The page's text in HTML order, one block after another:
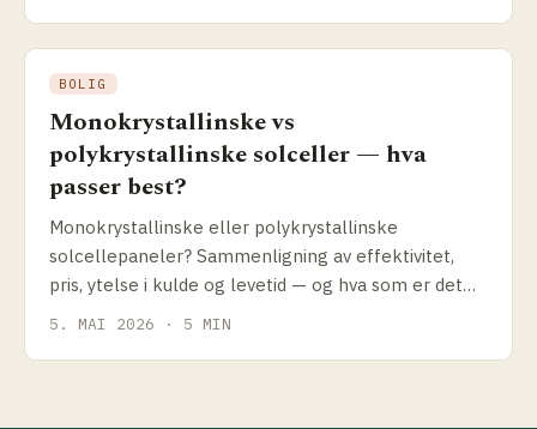
BOLIG
Monokrystallinske vs
polykrystallinske solceller — hva
passer best?
Monokrystallinske eller polykrystallinske
solcellepaneler? Sammenligning av effektivitet,
pris, ytelse i kulde og levetid — og hva som er det
riktige valget for norske forhold i 2026.
5. MAI 2026 · 5 MIN